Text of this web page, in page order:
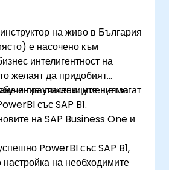
на живо в България
е насочено към
интелигентност на
желаят да придобият
и практически умения за
със SAP B1.
участниците ще могат
на SAP Business One и
PowerBI със SAP B1,
настройка на необходимите